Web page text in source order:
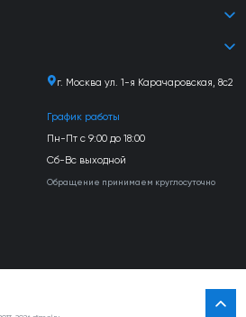
г. Москва ул. 1-я Карачаровская, 8с2
График работы
Пн-Пт с 9:00 до 18:00
Сб-Вс выходной
Обращение принимаем круглосуточно